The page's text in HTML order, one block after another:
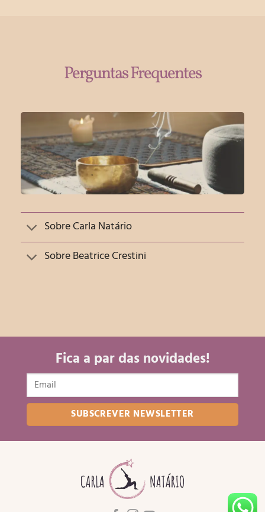
Perguntas Frequentes
Sobre Carla Natário
Sobre Beatrice Crestini
Fica a par das novidades!